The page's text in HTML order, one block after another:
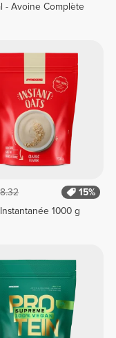
- Avoine Complète
15%
1000 g